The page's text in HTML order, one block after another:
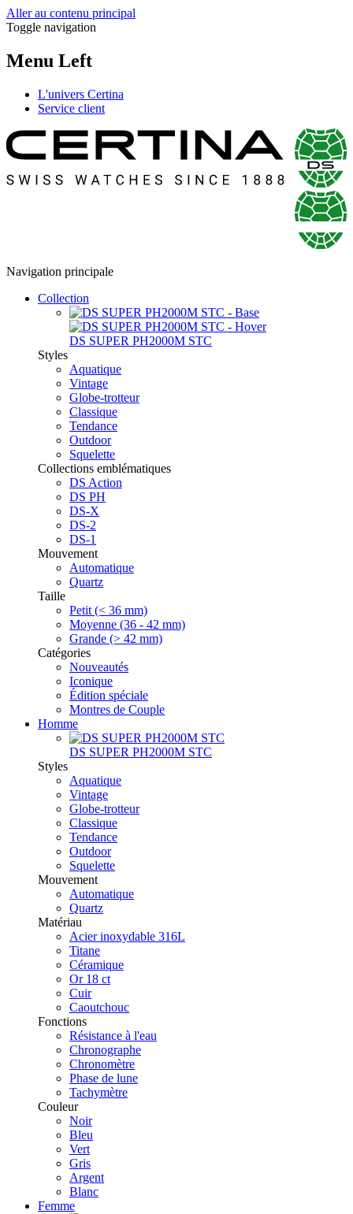
Aller au contenu principal
Toggle navigation
Menu Left
L'univers Certina
Service client
Navigation principale
Collection
DS SUPER PH2000M STC
Styles
Aquatique
Vintage
Globe-trotteur
Classique
Tendance
Outdoor
Squelette
Collections emblématiques
DS Action
DS PH
DS-X
DS-2
DS-1
Mouvement
Automatique
Quartz
Taille
Petit (< 36 mm)
Moyenne (36 - 42 mm)
Grande (> 42 mm)
Catégories
Nouveautés
Iconique
Édition spéciale
Montres de Couple
Homme
DS SUPER PH2000M STC
Styles
Aquatique
Vintage
Globe-trotteur
Classique
Tendance
Outdoor
Squelette
Mouvement
Automatique
Quartz
Matériau
Acier inoxydable 316L
Titane
Céramique
Or 18 ct
Cuir
Caoutchouc
Fonctions
Résistance à l'eau
Chronographe
Chronomètre
Phase de lune
Tachymètre
Couleur
Noir
Bleu
Vert
Gris
Argent
Blanc
Femme